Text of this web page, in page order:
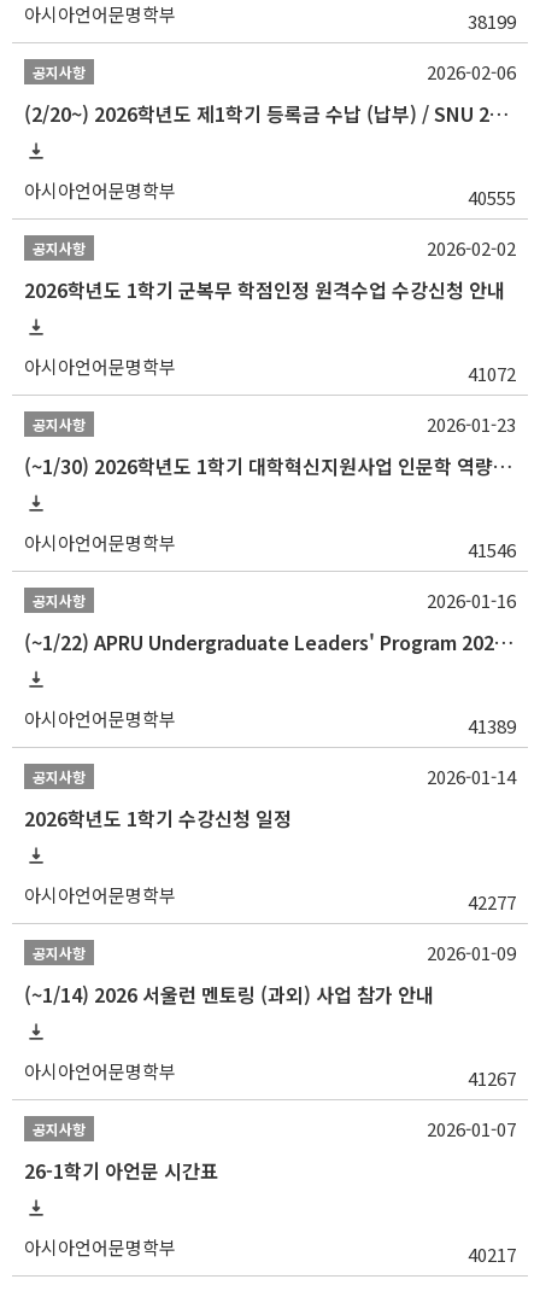
아시아언어문명학부 38199
공지사항
(2/20~) 2026학년도 제1학기 등록금 수납 (납부) / SNU 26-1 Tuition fee payment notice
아시아언어문명학부 40555
2026-02-06
공지사항
2026학년도 1학기 군복무 학점인정 원격수업 수강신청 안내
아시아언어문명학부 41072
2026-02-02
공지사항
(~1/30) 2026학년도 1학기 대학혁신지원사업 인문학 역량강화 학업지원금 지원 선발 안내(학·석·박사)
아시아언어문명학부 41546
2026-01-23
공지사항
(~1/22) APRU Undergraduate Leaders' Program 2026 프로그램 참가자 모집
아시아언어문명학부 41389
2026-01-16
공지사항
2026학년도 1학기 수강신청 일정
아시아언어문명학부 42277
2026-01-14
공지사항
(~1/14) 2026 서울런 멘토링 (과외) 사업 참가 안내
아시아언어문명학부 41267
2026-01-09
공지사항
26-1학기 아언문 시간표
아시아언어문명학부 40217
2026-01-07